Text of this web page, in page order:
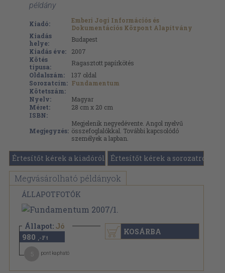
példány
Kiadó:
Emberi Jogi Információs és
Dokumentációs Központ Alapítvány
Kiadás
helye:
Budapest
Kiadás éve:
2007
Kötés
típusa:
Ragasztott papírkötés
Oldalszám:
137 oldal
Sorozatcím: Fundamentum
Kötetszám:
Nyelv:
Magyar
Méret:
28 cm x 20 cm
ISBN:
Megjegyzés:
Megjelenik negyedévente. Angol nyelvű
összefoglalókkal. További kapcsolódó
személyek a lapban.
Értesítőt kérek a kiadóról Értesítőt kérek a sorozatról
Megvásárolható példányok
ÁLLAPOTFOTÓK
Állapot: Jó
980 ,-Ft
pont kapható
KOSÁRBA